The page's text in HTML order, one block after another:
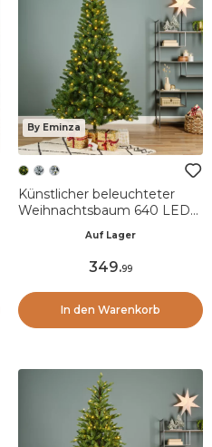
By Eminza
Künstlicher beleuchteter
Weihnachtsbaum 640 LED
Auf Lager
349.99
In den Warenkorb